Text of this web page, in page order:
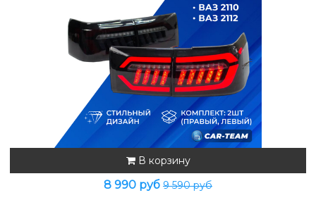
В корзину
8 990 руб 9 590 руб